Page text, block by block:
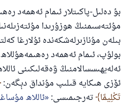
بۇ دەلىل-پاكىتلار ئىمام ئەھمەد
مۇئتەسىمنىڭ ھوزۇرىدا
بىلەن مۇنازىرلەشكەندە ئۇلارغا
بولۇپ، ئىمام ئەھمەد
ئەلەيھىسسالامنىڭ ۋەقەلىكىنى
ئۆزى ھىكايە قىلىپ مۇنداق دېگەن:
تَكْلِيمًا تەرجىمىسى: ئاللاھ